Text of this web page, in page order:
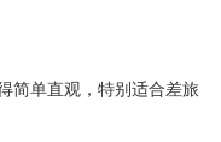
简单直观，特别适合差旅